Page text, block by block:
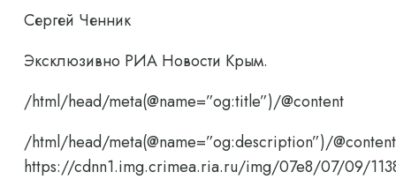
Сергей Ченник
Эксклюзивно РИА Новости Крым.
/html/head/meta(@name=”og:title”)/@content
/html/head/meta(@name=”og:description”)/@content
https://cdnn1.img.crimea.ria.ru/img/07e8/07/09/